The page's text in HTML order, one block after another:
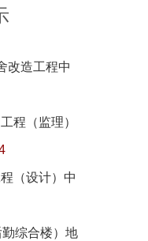
改造工程中
程（监理）
（设计）中
综合楼）地